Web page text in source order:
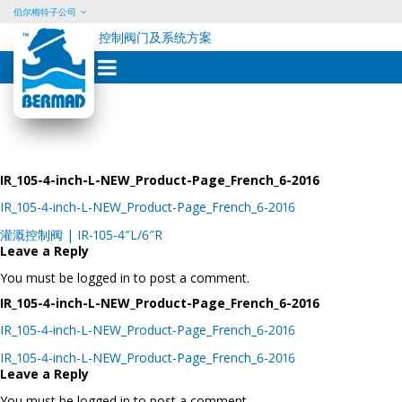
Skip
content
伯尔梅特子公司
控制阀门及系统方案
IR_105-4-inch-L-NEW_Product-Page_French_6-2016
IR_105-4-inch-L-NEW_Product-Page_French_6-2016
Post
navigation
灌溉控制阀 | IR-105-4″L/6″R
Leave a Reply
You must be logged in to post a comment.
IR_105-4-inch-L-NEW_Product-Page_French_6-2016
IR_105-4-inch-L-NEW_Product-Page_French_6-2016
Post
navigation
IR_105-4-inch-L-NEW_Product-Page_French_6-2016
Leave a Reply